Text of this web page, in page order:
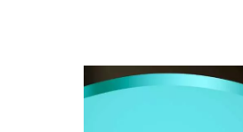
Eczema
Masalah Kulit